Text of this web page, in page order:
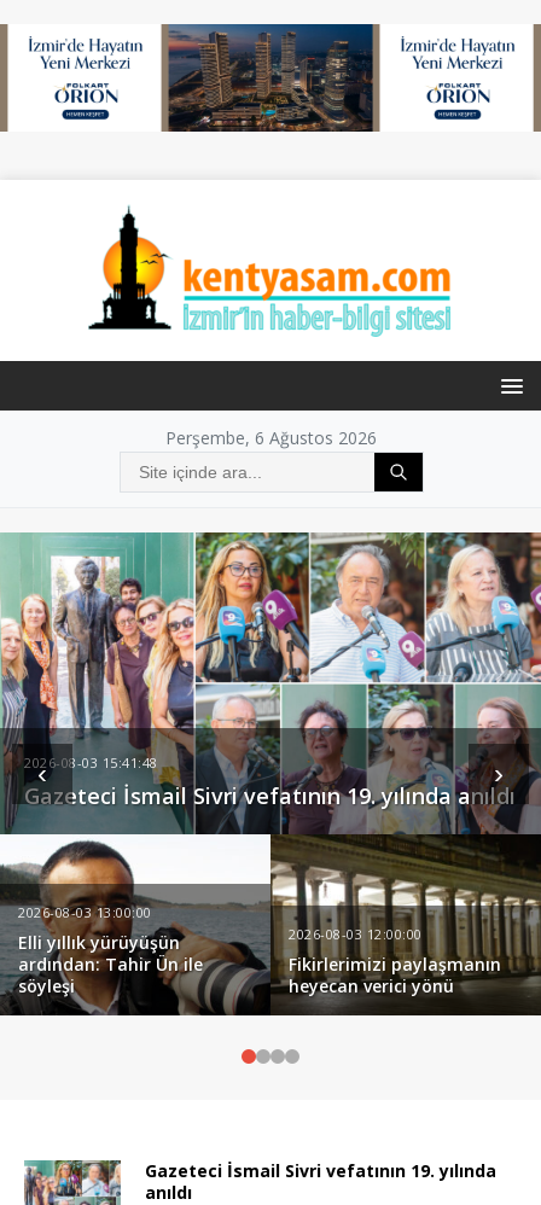
Perşembe, 6 Ağustos 2026
2026-08-03 15:41:48
Gazeteci İsmail Sivri vefatının 19. yılında anıldı
2026-08-03 13:00:00
Elli yıllık yürüyüşün
ardından: Tahir Ün ile
söyleşi
2026-08-03 12:00:00
Fikirlerimizi paylaşmanın
heyecan verici yönü
‹ ›
Gazeteci İsmail Sivri vefatının 19. yılında
anıldı